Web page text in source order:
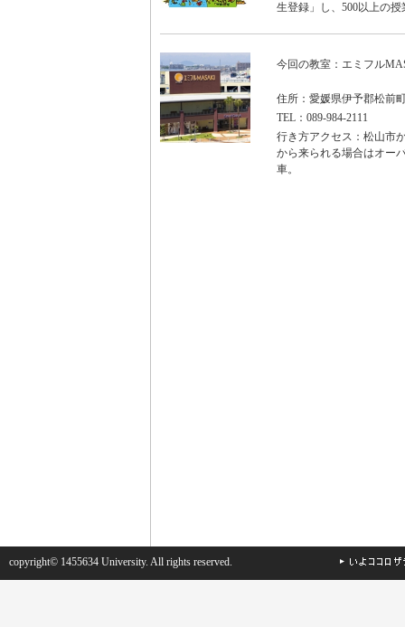
生登録」し、500以上の
今回の教室：エミフル
住所：愛媛県伊予郡松前
TEL：089-984-2111
行き方アクセス：松山市
から来られる場合はオー
車。
copyright© 1455634 University. All rights reserved.